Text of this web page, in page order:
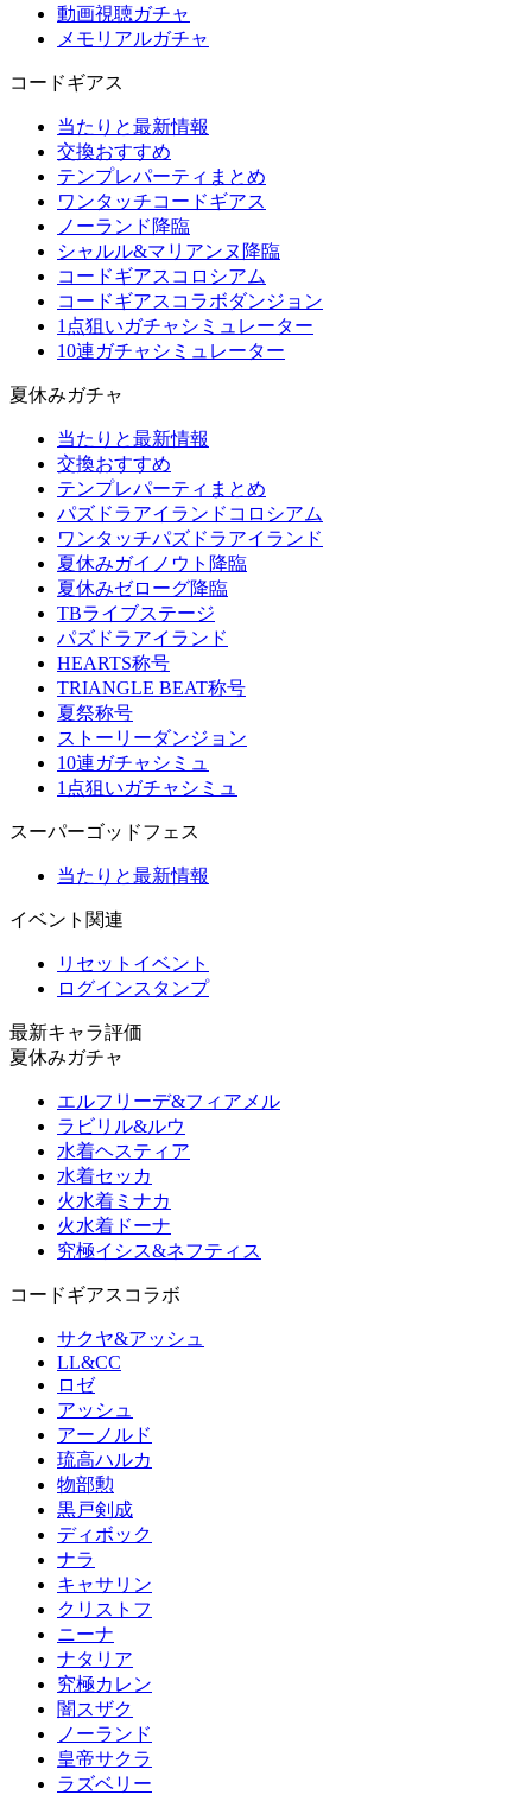
動画視聴ガチャ
メモリアルガチャ
コードギアス
当たりと最新情報
交換おすすめ
テンプレパーティまとめ
ワンタッチコードギアス
ノーランド降臨
シャルル&マリアンヌ降臨
コードギアスコロシアム
コードギアスコラボダンジョン
1点狙いガチャシミュレーター
10連ガチャシミュレーター
夏休みガチャ
当たりと最新情報
交換おすすめ
テンプレパーティまとめ
パズドラアイランドコロシアム
ワンタッチパズドラアイランド
夏休みガイノウト降臨
夏休みゼローグ降臨
TBライブステージ
パズドラアイランド
HEARTS称号
TRIANGLE BEAT称号
夏祭称号
ストーリーダンジョン
10連ガチャシミュ
1点狙いガチャシミュ
スーパーゴッドフェス
当たりと最新情報
イベント関連
リセットイベント
ログインスタンプ
最新キャラ評価
夏休みガチャ
エルフリーデ&フィアメル
ラビリル&ルウ
水着ヘスティア
水着セッカ
火水着ミナカ
火水着ドーナ
究極イシス&ネフティス
コードギアスコラボ
サクヤ&アッシュ
LL&CC
ロゼ
アッシュ
アーノルド
琉高ハルカ
物部勲
黒戸剣成
ディボック
ナラ
キャサリン
クリストフ
ニーナ
ナタリア
究極カレン
闇スザク
ノーランド
皇帝サクラ
ラズベリー